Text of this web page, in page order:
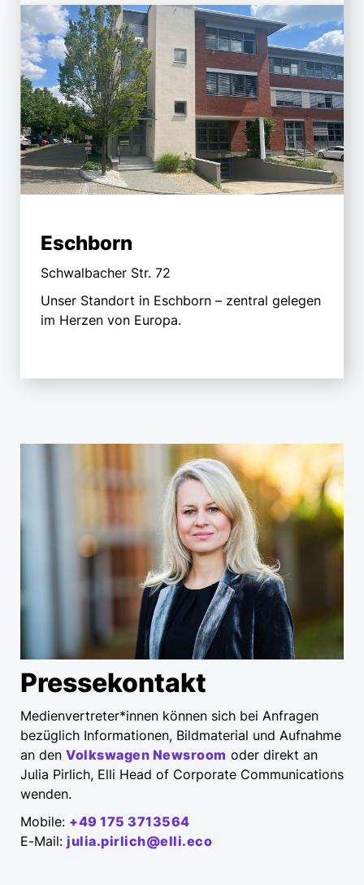
Eschborn
Schwalbacher Str. 72
Unser Standort in Eschborn – zentral gelegen
im Herzen von Europa.
Pressekontakt
Medienvertreter*innen können sich bei Anfragen
bezüglich Informationen, Bildmaterial und Aufnahme
an den Volkswagen Newsroom oder direkt an
Julia Pirlich, Elli Head of Corporate Communications
wenden.
Mobile: +49 175 3713564
E-Mail: julia.pirlich@elli.eco